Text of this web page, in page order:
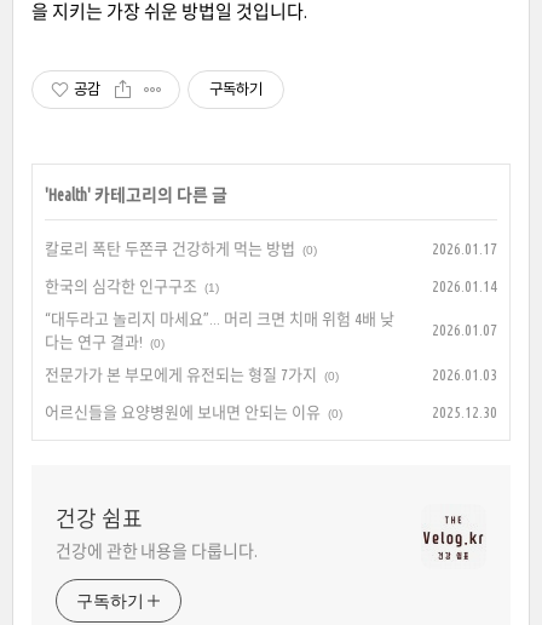
을 지키는 가장 쉬운 방법일 것입니다.
공감 구독하기
'Health' 카테고리의 다른 글
칼로리 폭탄 두쫀쿠 건강하게 먹는 방법 (0) 2026.01.17
한국의 심각한 인구구조 (1)
2026.01.14
“대두라고 놀리지 마세요”... 머리 크면 치매 위험 4배 낮
다는 연구 결과!
(0)
2026.01.07
전문가가 본 부모에게 유전되는 형질 7가지 (0) 2026.01.03
어르신들을 요양병원에 보내면 안되는 이유 (0) 2025.12.30
건강 쉼표
건강에 관한 내용을 다룹니다.
구독하기